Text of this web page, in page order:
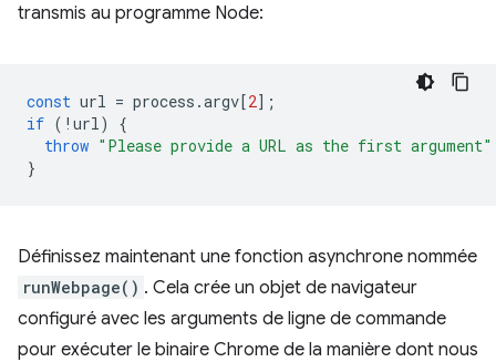
transmis au programme Node:
const url = process .argv[2];
if ( ! url )
{
throw "Please provide a URL as the first argument"
}
Définissez maintenant une fonction asynchrone nommée
runWebpage() . Cela crée un objet de navigateur
configuré avec les arguments de ligne de commande
pour exécuter le binaire Chrome de la manière dont nous